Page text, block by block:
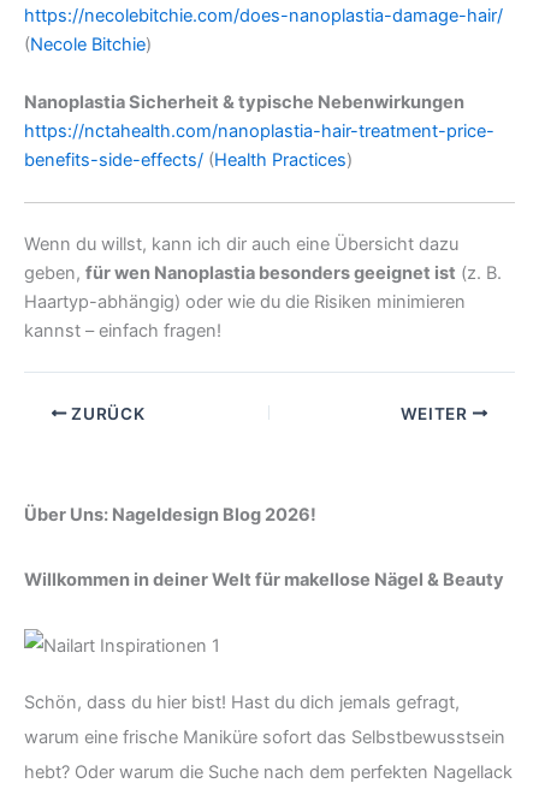
https://necolebitchie.com/does-nanoplastia-damage-hair/
(Necole Bitchie)
Nanoplastia Sicherheit & typische Nebenwirkungen
https://nctahealth.com/nanoplastia-hair-treatment-price-
benefits-side-effects/ (Health Practices)
Wenn du willst, kann ich dir auch eine Übersicht dazu
geben, für wen Nanoplastia besonders geeignet ist (z. B.
Haartyp-abhängig) oder wie du die Risiken minimieren
kannst – einfach fragen!
ZURÜCK WEITER
Über Uns: Nageldesign Blog 2026!
Willkommen in deiner Welt für makellose Nägel & Beauty
Schön, dass du hier bist! Hast du dich jemals gefragt,
warum eine frische Maniküre sofort das Selbstbewusstsein
hebt? Oder warum die Suche nach dem perfekten Nagellack